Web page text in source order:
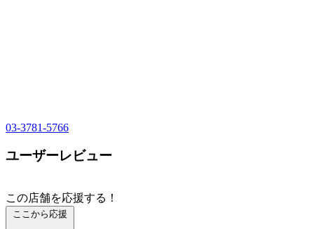
03-3781-5766
ユーザーレビュー
この店舗を応援する！
ここから応援